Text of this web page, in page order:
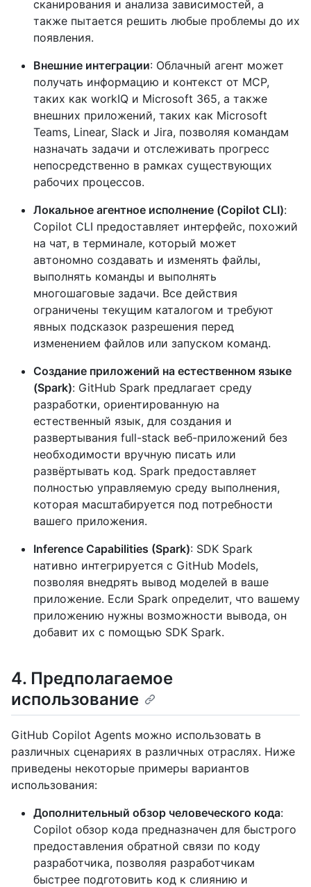
сканирования и анализа зависимостей, а
также пытается решить любые проблемы до их
появления.
Внешние интеграции: Облачный агент может
получать информацию и контекст от MCP,
таких как workIQ и Microsoft 365, а также
внешних приложений, таких как Microsoft
Teams, Linear, Slack и Jira, позволяя командам
назначать задачи и отслеживать прогресс
непосредственно в рамках существующих
рабочих процессов.
Локальное агентное исполнение (Copilot CLI):
Copilot CLI предоставляет интерфейс, похожий
на чат, в терминале, который может
автономно создавать и изменять файлы,
выполнять команды и выполнять
многошаговые задачи. Все действия
ограничены текущим каталогом и требуют
явных подсказок разрешения перед
изменением файлов или запуском команд.
Создание приложений на естественном языке
(Spark): GitHub Spark предлагает среду
разработки, ориентированную на
естественный язык, для создания и
развертывания full-stack веб-приложений без
необходимости вручную писать или
развёртывать код. Spark предоставляет
полностью управляемую среду выполнения,
которая масштабируется под потребности
вашего приложения.
Inference Capabilities (Spark): SDK Spark
нативно интегрируется с GitHub Models,
позволяя внедрять вывод моделей в ваше
приложение. Если Spark определит, что вашему
приложению нужны возможности вывода, он
добавит их с помощью SDK Spark.
4. Предполагаемое
использование
GitHub Copilot Agents можно использовать в
различных сценариях в различных отраслях. Ниже
приведены некоторые примеры вариантов
использования:
Дополнительный обзор человеческого кода:
Copilot обзор кода предназначен для быстрого
предоставления обратной связи по коду
разработчика, позволяя разработчикам
быстрее подготовить код к слиянию и